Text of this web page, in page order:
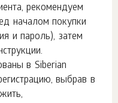
рекомендуем
началом покупки
и пароль), затем
в Siberian
выбрав в